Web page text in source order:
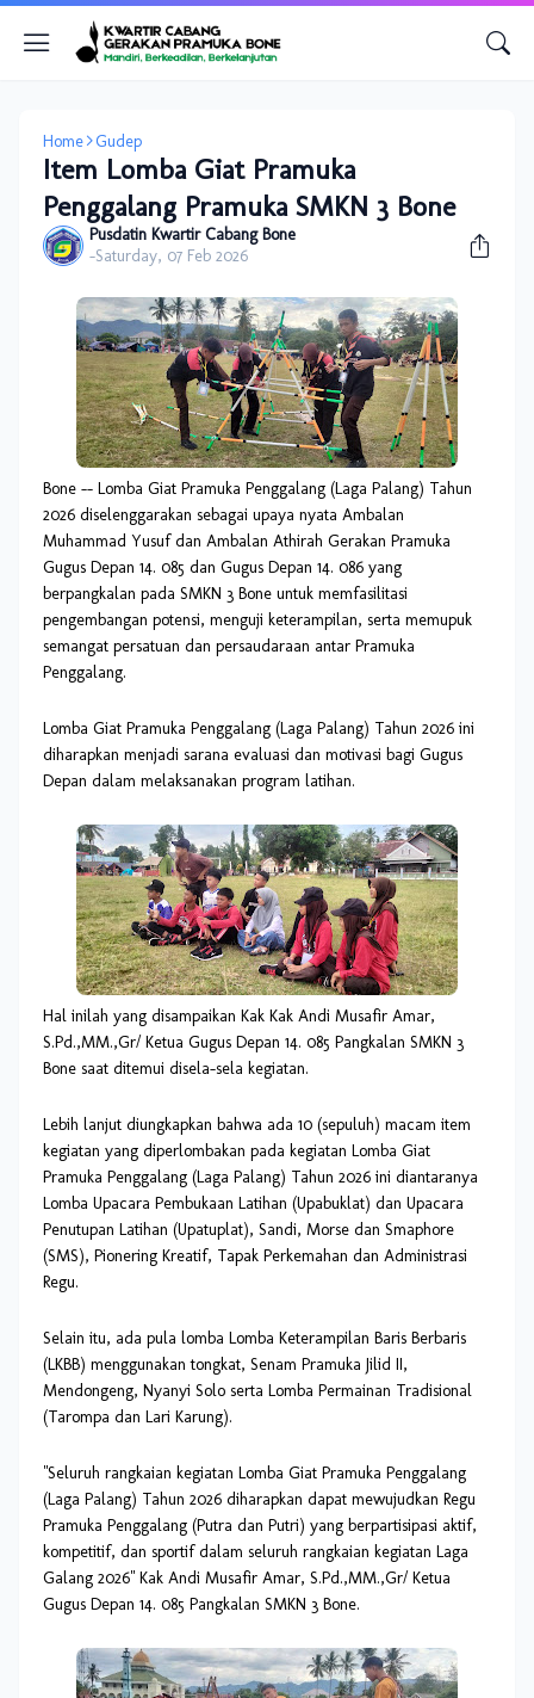
Home Gudep
Item Lomba Giat Pramuka
Penggalang Pramuka SMKN 3 Bone
Pusdatin Kwartir Cabang Bone
-Saturday, 07 Feb 2026
Bone -- Lomba Giat Pramuka Penggalang (Laga Palang) Tahun
2026 diselenggarakan sebagai upaya nyata Ambalan
Muhammad Yusuf dan Ambalan Athirah Gerakan Pramuka
Gugus Depan 14. 085 dan Gugus Depan 14. 086 yang
berpangkalan pada SMKN 3 Bone untuk memfasilitasi
pengembangan potensi, menguji keterampilan, serta memupuk
semangat persatuan dan persaudaraan antar Pramuka
Penggalang.
Lomba Giat Pramuka Penggalang (Laga Palang) Tahun 2026 ini
diharapkan menjadi sarana evaluasi dan motivasi bagi Gugus
Depan dalam melaksanakan program latihan.
Hal inilah yang disampaikan Kak Kak Andi Musafir Amar,
S.Pd.,MM.,Gr/ Ketua Gugus Depan 14. 085 Pangkalan SMKN 3
Bone saat ditemui disela-sela kegiatan.
Lebih lanjut diungkapkan bahwa ada 10 (sepuluh) macam item
kegiatan yang diperlombakan pada kegiatan Lomba Giat
Pramuka Penggalang (Laga Palang) Tahun 2026 ini diantaranya
Lomba Upacara Pembukaan Latihan (Upabuklat) dan Upacara
Penutupan Latihan (Upatuplat), Sandi, Morse dan Smaphore
(SMS), Pionering Kreatif, Tapak Perkemahan dan Administrasi
Regu.
Selain itu, ada pula lomba Lomba Keterampilan Baris Berbaris
(LKBB) menggunakan tongkat, Senam Pramuka Jilid II,
Mendongeng, Nyanyi Solo serta Lomba Permainan Tradisional
(Tarompa dan Lari Karung).
"Seluruh rangkaian kegiatan Lomba Giat Pramuka Penggalang
(Laga Palang) Tahun 2026 diharapkan dapat mewujudkan Regu
Pramuka Penggalang (Putra dan Putri) yang berpartisipasi aktif,
kompetitif, dan sportif dalam seluruh rangkaian kegiatan Laga
Galang 2026" Kak Andi Musafir Amar, S.Pd.,MM.,Gr/ Ketua
Gugus Depan 14. 085 Pangkalan SMKN 3 Bone.